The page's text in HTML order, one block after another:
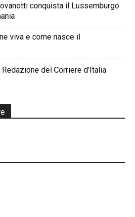
conquista il Lussemburgo
viva e come nasce il
del Corriere d’Italia